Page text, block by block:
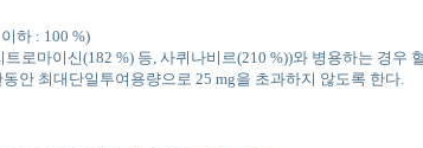
하 : 100 %)
로마이신(182 %) 등, 사퀴나비르(210 %))와 병용하는 경우
안 최대단일투여용량으로 25 mg을 초과하지 않도록 한다.